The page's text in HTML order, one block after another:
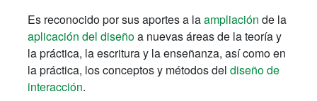
Es reconocido por sus aportes a laampliación de la
aplicación del diseñoa nuevas áreas de la teoría y
la práctica, la escritura y la enseñanza, así como en
la práctica, los conceptos y métodos del diseño de
interacción.